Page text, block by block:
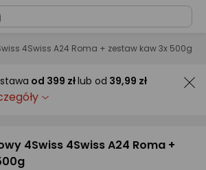
4Swiss A24 Roma + zestaw kaw 3x 500g
od 399 złlub od 39,99 zł
4Swiss 4Swiss A24 Roma +